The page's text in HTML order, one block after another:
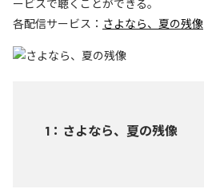
ービスで聴くことができる。
各配信サービス： さよなら、夏の残像
1 ： さよなら、夏の残像